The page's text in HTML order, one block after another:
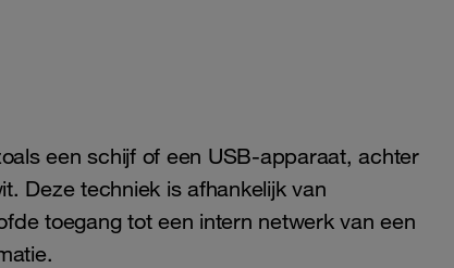
een schijf of een USB-apparaat, achter
Deze techniek is afhankelijk van
toegang tot een intern netwerk van een